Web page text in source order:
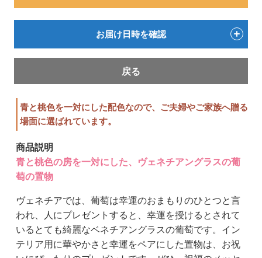
青と桃色を一対にした配色なので、ご夫婦やご家族へ贈る
場面に選ばれています。
商品説明
青と桃色の房を一対にした、ヴェネチアングラスの葡
萄の置物
ヴェネチアでは、葡萄は幸運のおまもりのひとつと言
われ、人にプレゼントすると、幸運を授けるとされて
いるとても綺麗なベネチアングラスの葡萄です。イン
テリア用に華やかさと幸運をペアにした置物は、お祝
お届け日時を確認
戻る